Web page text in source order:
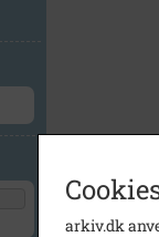
arkiv.dk